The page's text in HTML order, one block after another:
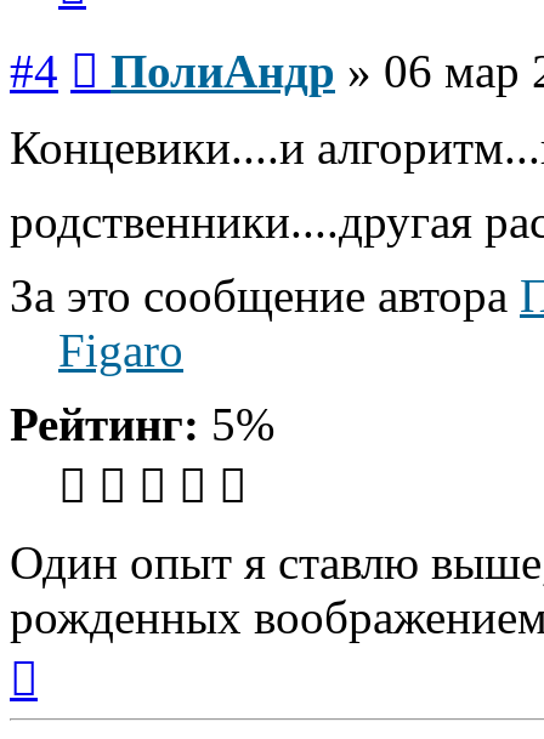
#4 ПолиАндр » 06 мар
Концевики....и
родственники....другая
За это сообщение автора
Figaro
Рейтинг: 5%
Один опыт я ставлю
рожденных
началу